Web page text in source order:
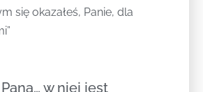
się okazałeś, Panie, dla
w niej jest